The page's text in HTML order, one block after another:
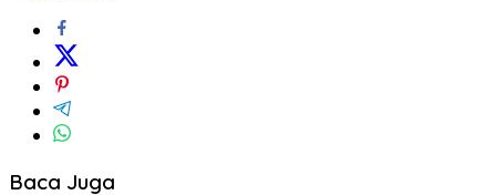
Baca Juga